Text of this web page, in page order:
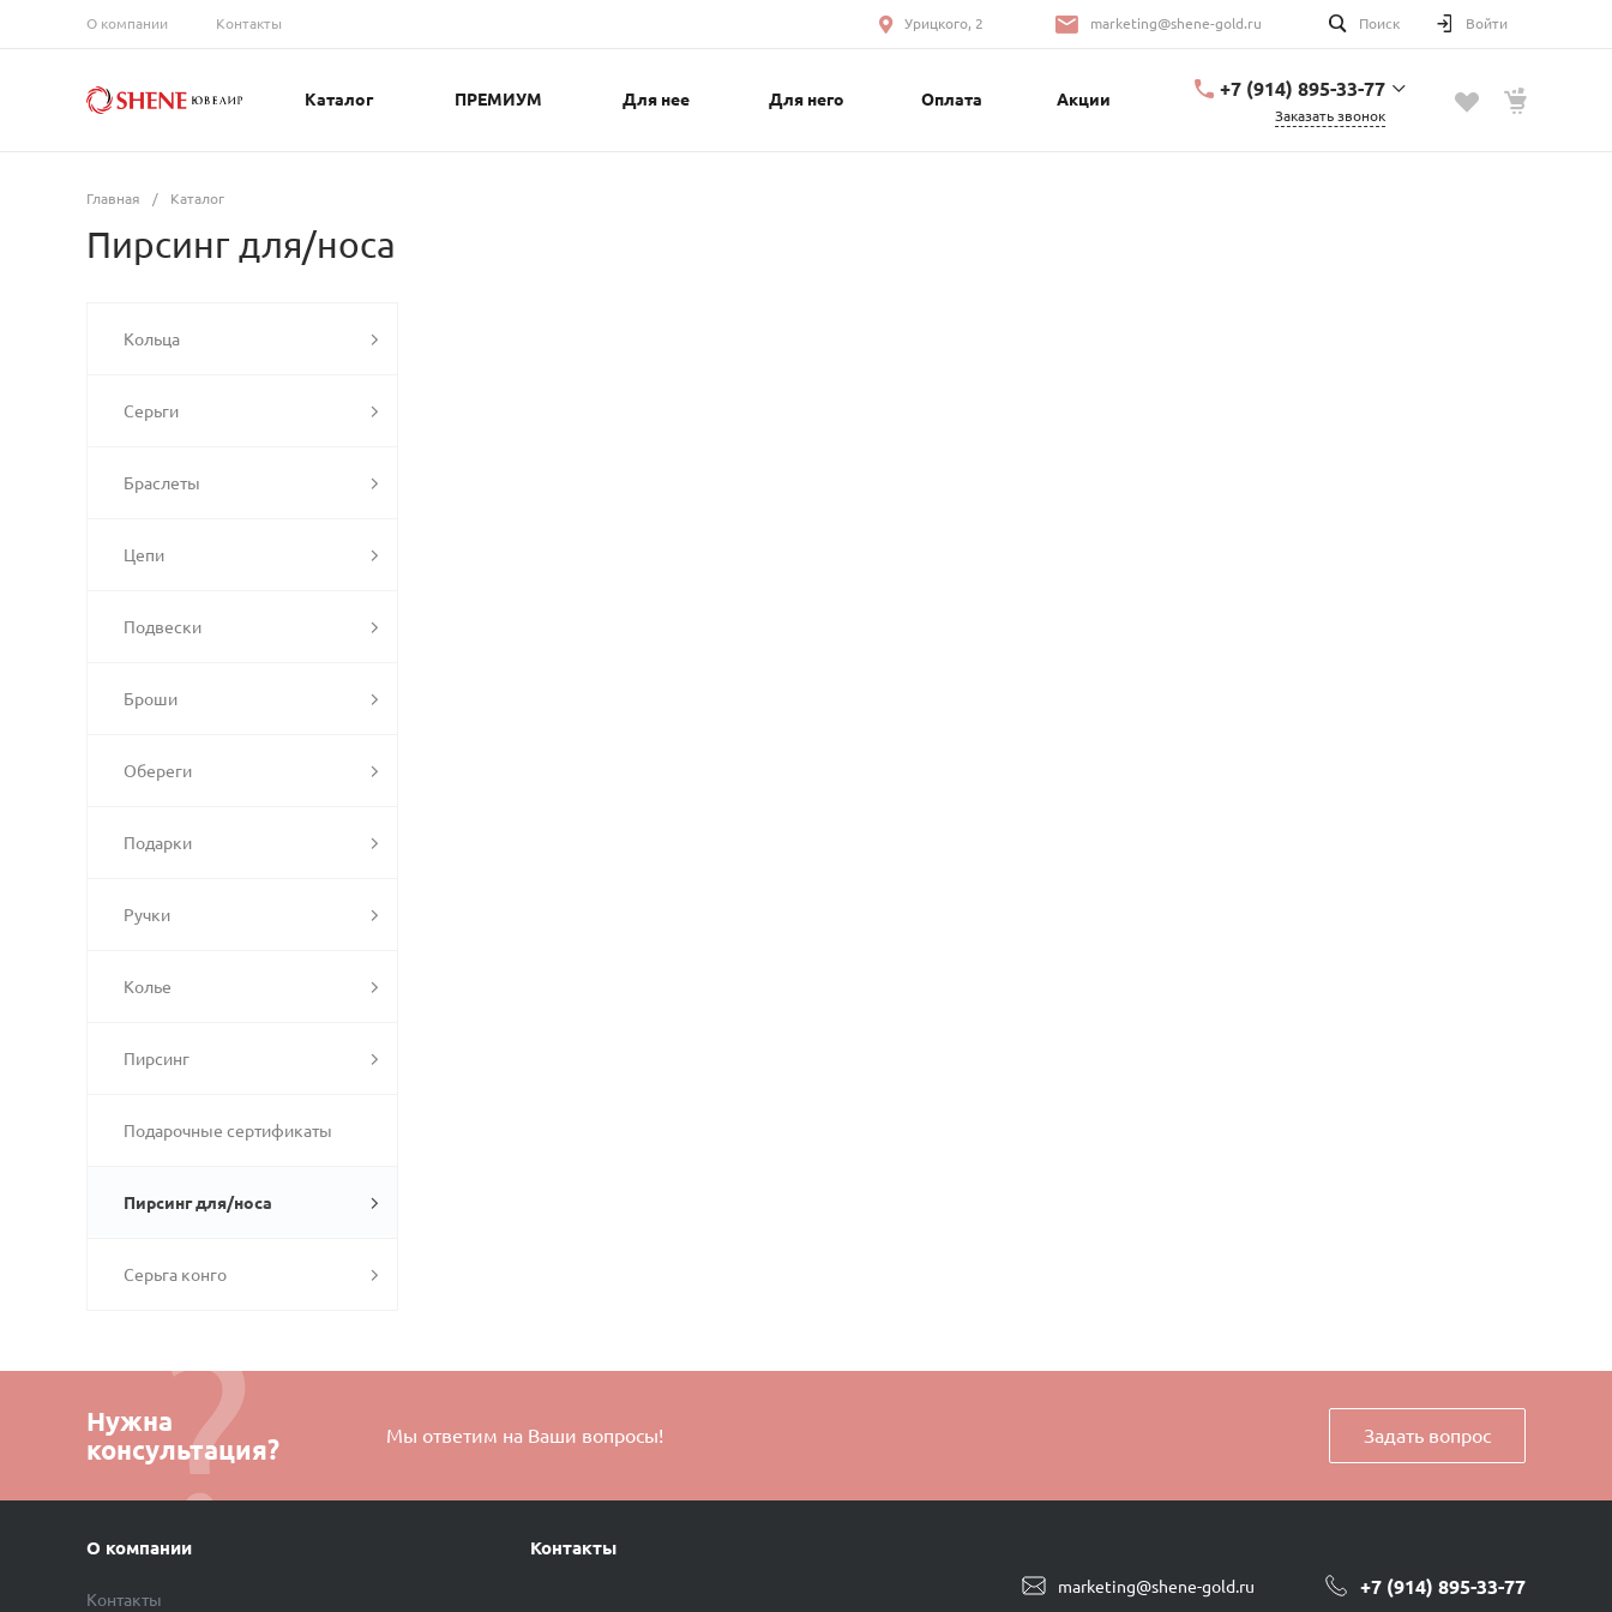
О компании Контакты Урицкого, 2 marketing@shene-gold.ru Поиск Войти
Каталог ПРЕМИУМ Для нее Для него Оплата Акции
+7 (914) 895-33-77
Заказать звонок
Главная / Каталог
Пирсинг для/носа
Кольца
Серьги
Браслеты
Цепи
Подвески
Броши
Обереги
Подарки
Ручки
Колье
Пирсинг
Подарочные сертификаты
Пирсинг для/носа
Серьга конго
Нужна
консультация?
Мы ответим на Ваши вопросы! Задать вопрос
О компании
Контакты
Контакты
marketing@shene-gold.ru +7 (914) 895-33-77